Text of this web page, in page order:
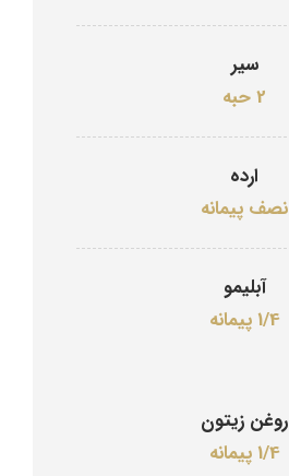
سیر
2 حبه
ارده
نصف پیمانه
آبلیمو
1/4 پیمانه
روغن زیتون
1/4 پیمانه